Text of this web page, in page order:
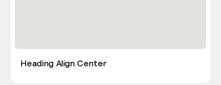
Heading Align Center